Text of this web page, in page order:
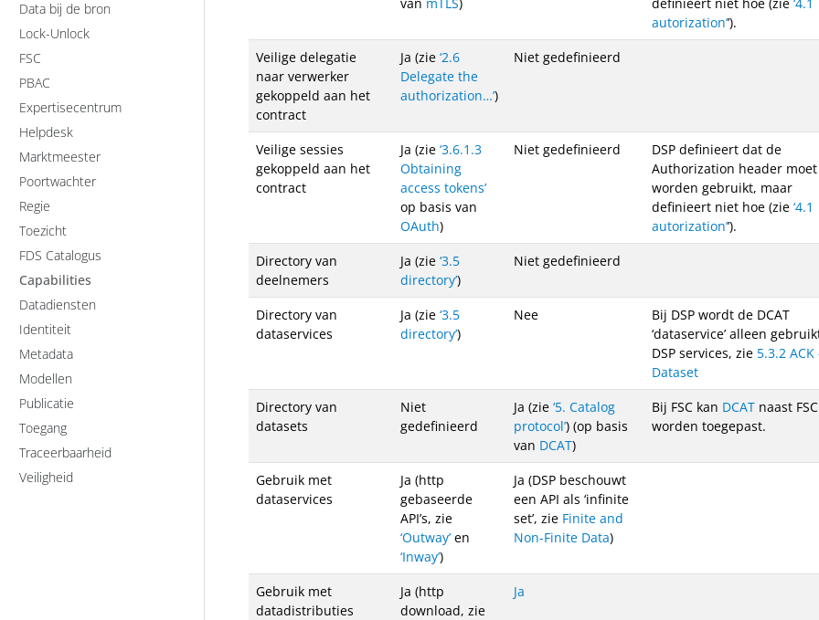
Data bij de bron
Lock-Unlock
FSC
PBAC
Expertisecentrum
Helpdesk
Marktmeester
Poortwachter
Regie
Toezicht
FDS Catalogus
Capabilities
Datadiensten
Identiteit
Metadata
Modellen
Publicatie
Toegang
Traceerbaarheid
Veiligheid
autorization’’).
Veilige delegatie
naar verwerker
gekoppeld aan het
contract
Ja (zie ‘2.6
Delegate the
authorization…’)
Niet gedefinieerd
Veilige sessies
gekoppeld aan het
contract
Ja (zie ‘3.6.1.3
Obtaining
access tokens’
op basis van
OAuth)
Niet gedefinieerd
DSP definieert dat de
Authorization header moet
worden gebruikt, maar
definieert niet hoe (zie ‘4.1
autorization’’).
Directory van
deelnemers
Ja (zie ‘3.5
directory’)
Niet gedefinieerd
Directory van
dataservices
Ja (zie ‘3.5
directory’)
Nee
Bij DSP wordt de DCAT
‘dataservice’ alleen
DSP services, zie 5.3.2 ACK
Dataset
Directory van
datasets
Niet
gedefinieerd
Ja (zie ‘5. Catalog
protocol’) (op basis
van DCAT)
Bij FSC kan DCAT naast FSC
worden toegepast.
Gebruik met
dataservices
Ja (http
gebaseerde
API’s, zie
‘Outway’ en
‘Inway’)
Ja (DSP beschouwt
een API als ‘infinite
set’, zie Finite and
Non-Finite Data)
Gebruik met
datadistributies
Ja (http
download, zie
Ja